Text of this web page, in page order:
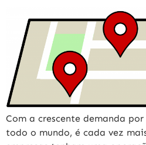
Com a crescente demanda
todo o mundo, é cada vez